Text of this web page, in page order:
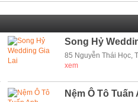
Song Hỷ
85 Nguyễn Thái Học,
xem
Nệm Ô Tô Tuấn